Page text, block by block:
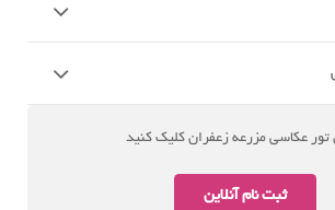
تور عکاسی مزرعه زعفران کلیک کنید
ثبت نام آنلاین